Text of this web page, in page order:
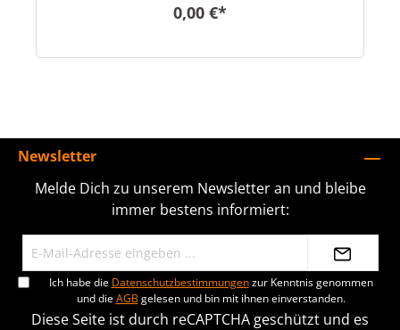
0,00 €*
Newsletter
Melde Dich zu unserem Newsletter an und bleibe
immer bestens informiert:
Ich habe die Datenschutzbestimmungenzur Kenntnis genommen
und dieAGB gelesen und bin mit ihnen einverstanden.
Diese Seite ist durch reCAPTCHA geschützt und es